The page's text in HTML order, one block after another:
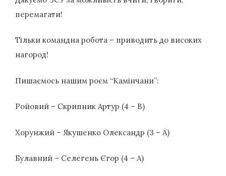
перемагати!
Тільки командна робота – приводить до високих
нагород!
Пишаємось нашим роєм “Камінчани”:
Ройовий – Скрипник Артур (4 – В)
Хорунжий – Якушенко Олександр (3 – А)
Булавний – Селегень Єгор (4 – А)